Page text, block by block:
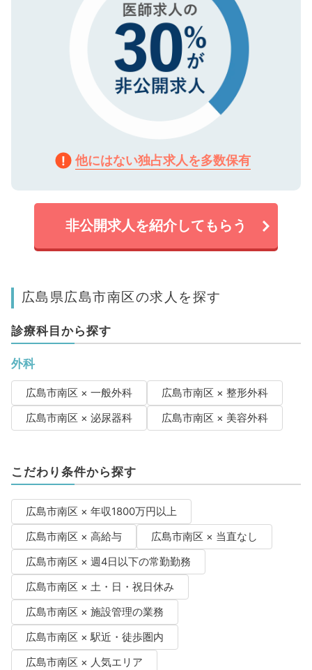
他にはない独占求人を多数保有
非公開求人を紹介してもらう
広島県広島市南区の求人を探す
診療科目から探す
外科
広島市南区 × 一般外科
広島市南区 × 整形外科
広島市南区 × 泌尿器科
広島市南区 × 美容外科
こだわり条件から探す
広島市南区 × 年収1800万円以上
広島市南区 × 高給与
広島市南区 × 当直なし
広島市南区 × 週4日以下の常勤勤務
広島市南区 × 土・日・祝日休み
広島市南区 × 施設管理の業務
広島市南区 × 駅近・徒歩圏内
広島市南区 × 人気エリア